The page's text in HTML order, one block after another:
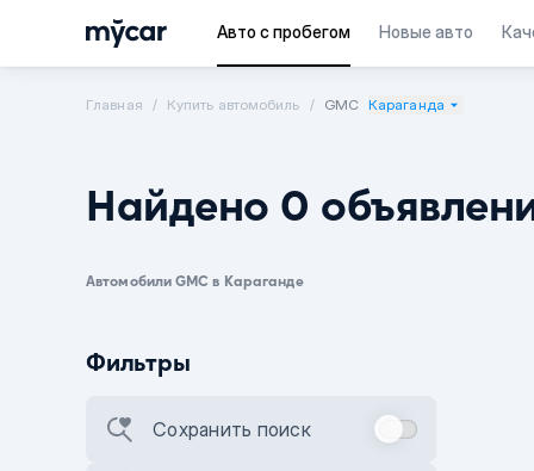
Авто с пробегом Новые авто
Главная Купить автомобиль GMC Караганда
Найдено 0
Автомобили GMC в Караганде
Фильтры
Сохранить поиск